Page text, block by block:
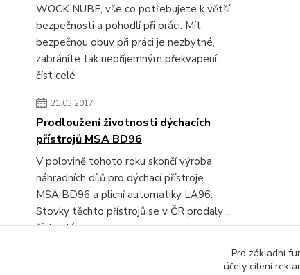
WOCK NUBE, vše co potřebujete k větší
bezpečnosti a pohodlí při práci. Mít
bezpečnou obuv při práci je nezbytné,
zabráníte tak nepříjemným překvapení...
číst celé
21.03.2017
Prodloužení životnosti dýchacích
přístrojů MSA BD96
V polovině tohoto roku skončí výroba
náhradních dílů pro dýchací přístroje
MSA BD96 a plicní automatiky LA96.
Stovky těchto přístrojů se v ČR prodaly ...
číst celé
Pro základní
účely cílení